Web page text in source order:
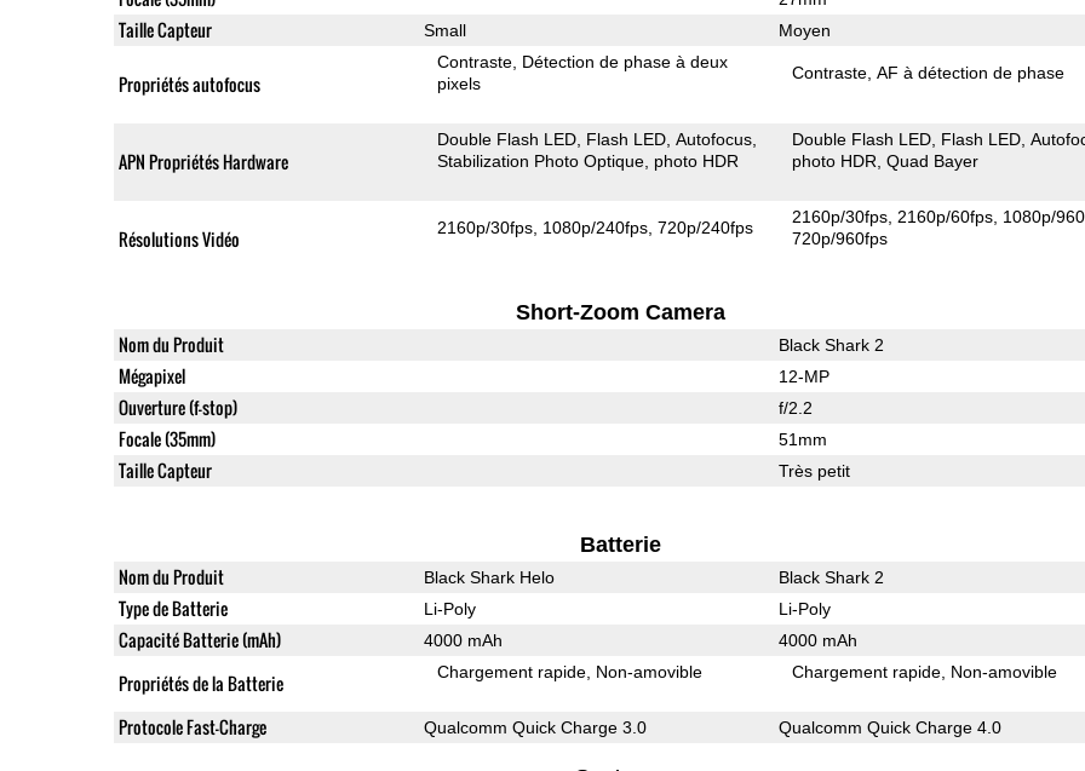
Taille Capteur Small Moyen
Propriétés autofocus
Contraste Détection de phase à deux
pixels
Contraste AF à détection de phase
APN Propriétés Hardware
Double Flash LED Flash LED Autofocus
Stabilization Photo Optique photo HDR
Double Flash LED Flash LED
photo HDR Quad Bayer
Résolutions Vidéo 2160p/30fps 1080p/240fps 720p/240fps
2160p/30fps 2160p/60fps 1080p/
720p/960fps
Short-Zoom Camera
Nom du Produit Black Shark 2
Mégapixel 12-MP
Ouverture (f-stop) f/2.2
Focale (35mm) 51mm
Taille Capteur Très petit
Batterie
Nom du Produit Black Shark Helo Black Shark 2
Type de Batterie Li-Poly Li-Poly
Capacité Batterie (mAh) 4000 mAh 4000 mAh
Propriétés de la Batterie Chargement rapide Non-amovible Chargement rapide Non-amovible
Protocole Fast-Charge Qualcomm Quick Charge 3.0 Qualcomm Quick Charge 4.0